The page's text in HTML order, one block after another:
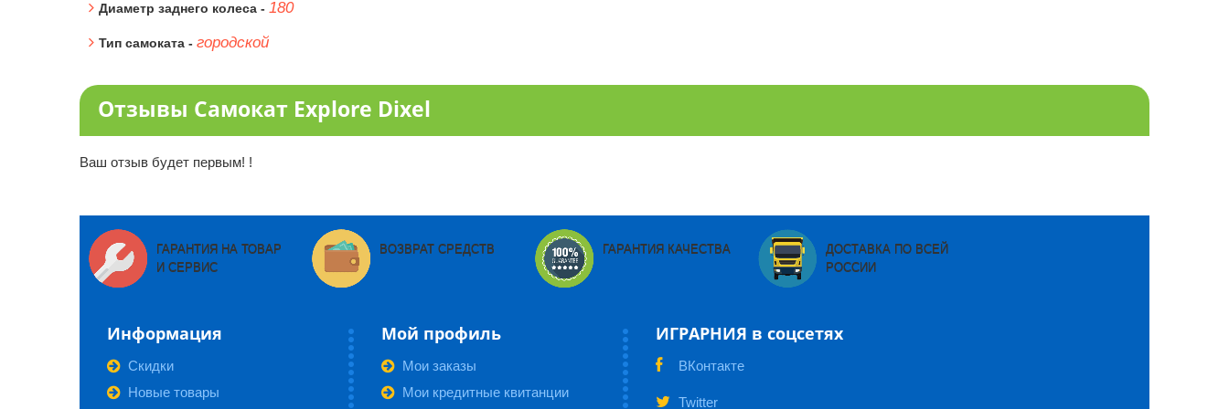
Диаметр заднего колеса - 180
Тип самоката - городской
Отзывы Самокат Explore Dixel
Ваш отзыв будет первым! !
ГАРАНТИЯ НА ТОВАР
И СЕРВИС
ВОЗВРАТ СРЕДСТВ ГАРАНТИЯ КАЧЕСТВА
ДОСТАВКА ПО ВСЕЙ
РОССИИ
Информация
Скидки
Новые товары
Мой профиль
Мои заказы
Мои кредитные квитанции
ИГРАРНИЯ в соцсетях
ВКонтакте
Twitter